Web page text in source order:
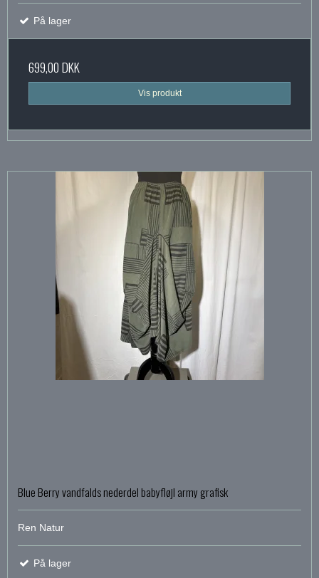
På lager
699,00 DKK
Vis produkt
Blue Berry vandfalds nederdel babyfløjl army grafisk
Ren Natur
På lager